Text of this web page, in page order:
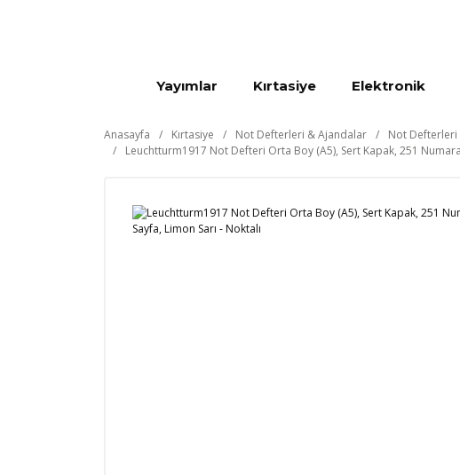
Yayımlar Kırtasiye Elektronik
Anasayfa Kırtasiye Not Defterleri & Ajandalar Not Defterleri
Leuchtturm1917 Not Defteri Orta Boy (A5), Sert Kapak, 251